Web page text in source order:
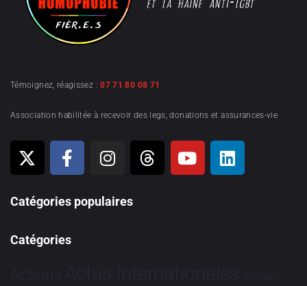
Témoignez, réagissez :07 71 80 08 71
Association habilitée à recevoir des legs, donations et assurances-vie
Catégories populaires
Catégories
Actions Actus Internationales Afrique